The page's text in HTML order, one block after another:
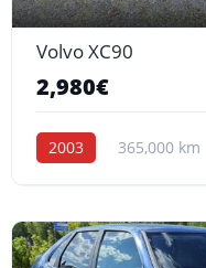
Volvo XC90
2,980€
2003 365,000 km